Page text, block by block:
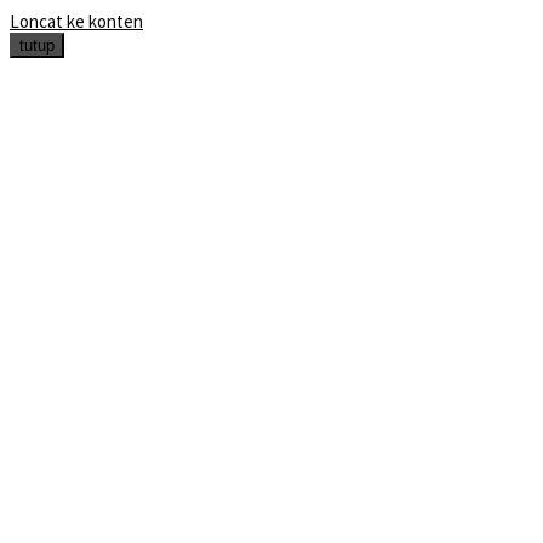
Loncat ke konten
tutup